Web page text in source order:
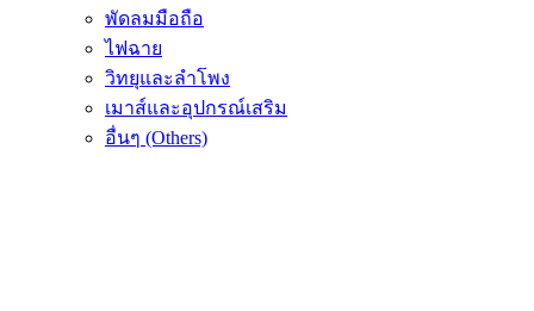
พัดลมมือถือ
ไฟฉาย
วิทยุและลำโพง
เมาส์และอุปกรณ์เสริม
อื่นๆ (Others)